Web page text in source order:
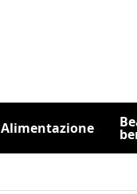
Alimentazione